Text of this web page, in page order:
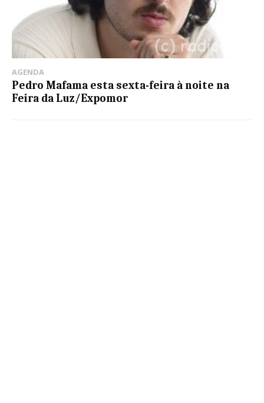
AGENDA
Pedro Mafama esta sexta-feira à noite na
Feira da Luz/Expomor